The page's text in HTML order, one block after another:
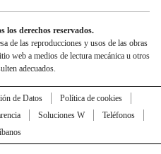
derechos reservados.
de las reproducciones y usos de las obras
web a medios de lectura mecánica u otros
adecuados.
de Datos
Política de cookies
Soluciones W
Teléfonos